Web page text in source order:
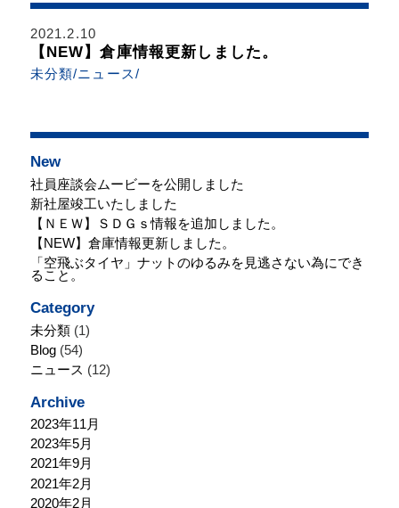
2021.2.10
【NEW】倉庫情報更新しました。
未分類/ニュース/
New
社員座談会ムービーを公開しました
新社屋竣工いたしました
【ＮＥＷ】ＳＤＧｓ情報を追加しました。
【NEW】倉庫情報更新しました。
「空飛ぶタイヤ」ナットのゆるみを見逃さない為にでき
ること。
Category
未分類(1)
Blog(54)
ニュース (12)
Archive
2023年11月
2023年5月
2021年9月
2021年2月
2020年2月